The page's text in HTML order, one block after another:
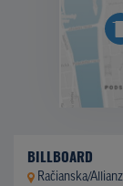
BILLBOARD
Račianska/